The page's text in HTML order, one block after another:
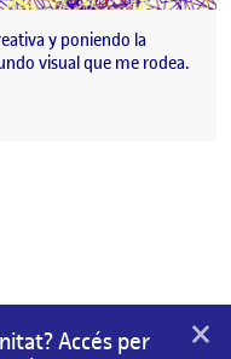
y poniendo la
visual que me rodea.
Accés per
×